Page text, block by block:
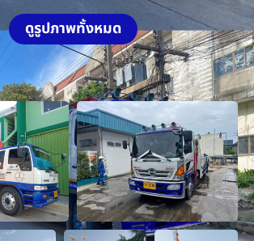
ดูรูปภาพทั้งหมด